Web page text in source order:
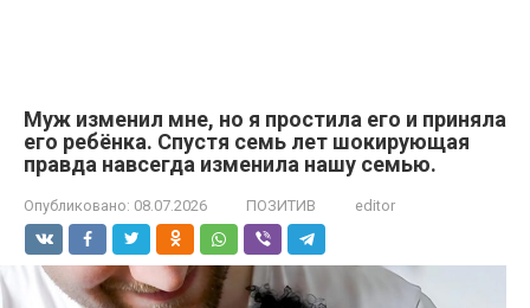
Муж изменил мне, но я простила его и приняла
его ребёнка. Спустя семь лет шокирующая
правда навсегда изменила нашу семью.
Опубликовано: 08.07.2026 ПОЗИТИВ editor